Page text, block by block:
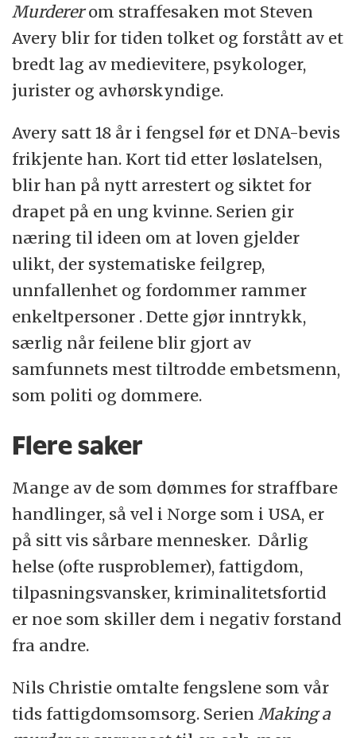
Murdererom straffesaken mot Steven
Avery blir for tiden tolket og forstått av et
bredt lag av medievitere, psykologer,
jurister og avhørskyndige.
Avery satt 18 år i fengsel før et DNA-bevis
frikjente han. Kort tid etter løslatelsen,
blir han på nytt arrestert og siktet for
drapet på en ung kvinne. Serien gir
næring til ideen om at loven gjelder
ulikt, der systematiske feilgrep,
unnfallenhet og fordommer rammer
enkeltpersoner . Dette gjør inntrykk,
særlig når feilene blir gjort av
samfunnets mest tiltrodde embetsmenn,
som politi og dommere.
Flere saker
Mange av de som dømmes for straffbare
handlinger, så vel i Norge som i USA, er
på sitt vis sårbare mennesker. Dårlig
helse (ofte rusproblemer), fattigdom,
tilpasningsvansker, kriminalitetsfortid
er noe som skiller dem i negativ forstand
fra andre.
Nils Christie omtalte fengslene som vår
tids fattigdomsomsorg. SerienMaking a